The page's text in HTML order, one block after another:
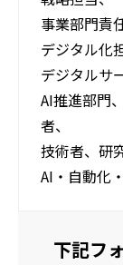
事業部門責
デジタル化
デジタルサ
AI推進部門
者、
技術者、研
AI・自動化
下記フ